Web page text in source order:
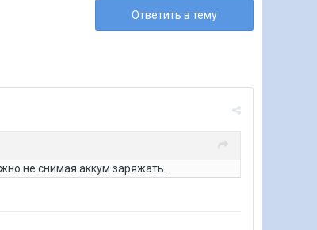
Ответить в тему
не снимая аккум заряжать.